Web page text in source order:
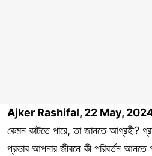
Ajker Rashifal, 22 May,
কেমন কাটতে পারে, তা জানতে আগ্রহী?
প্রভাব আপনার জীবনে কী পরিবর্তন আনতে